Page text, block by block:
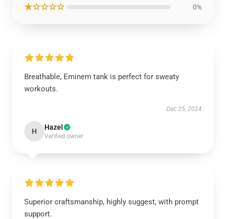
★☆☆☆☆ 0%
Breathable, Eminem tank is perfect for sweaty
workouts.
Dec 25, 2024
H Hazel
Verified owner
Superior craftsmanship, highly suggest, with prompt
support.